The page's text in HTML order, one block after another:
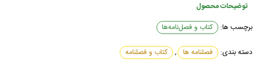
توضیحات محصول
برچسب ها:
کتاب و فصل‌نامه‌ها
دسته بندی: فصلنامه ها , کتاب و فصلنامه